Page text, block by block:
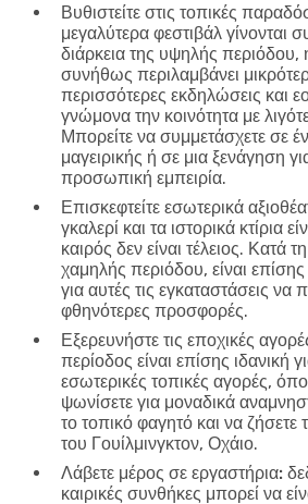
Βυθιστείτε στις τοπικές
μεγαλύτερα φεστιβάλ γίνονται
διάρκεια της υψηλής
συνήθως περιλαμβάνει
περισσότερες εκδηλώσεις και
γνώμονα την κοινότητα με
Μπορείτε να συμμετάσχετε σε
μαγειρικής ή σε μια ξενάγηση
προσωπική εμπειρία.
Επισκεφτείτε εσωτερικά
γκαλερί και τα ιστορικά κτίρια
καιρός δεν είναι τέλειος. Κατά
χαμηλής περιόδου, είναι
για αυτές τις εγκαταστάσεις
φθηνότερες προσφορές.
Εξερευνήστε τις εποχικές
περίοδος είναι επίσης ιδανική
εσωτερικές τοπικές αγορές,
ψωνίσετε για μοναδικά
το τοπικό φαγητό και να ζήσετε
του Γουίλμινγκτον, Οχάιο.
Λάβετε μέρος σε εργαστήρια:
καιρικές συνθήκες μπορεί να